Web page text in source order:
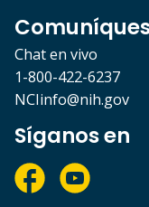
Chat en vivo
1-800-422-6237
NCIinfo@nih.gov
Síganos en